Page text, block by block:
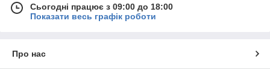
Сьогодні працює з 09:00 до 18:00
Показати весь графік роботи
Про нас